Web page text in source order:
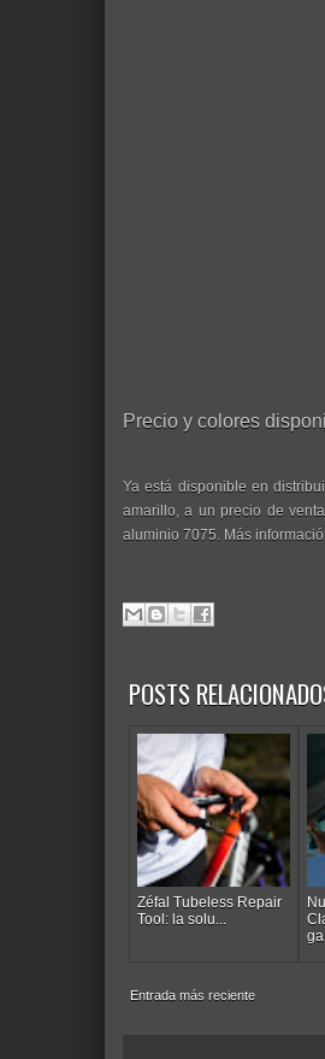
Precio y colores
Ya está disponible en
amarillo, a un precio de
aluminio 7075. Más
POSTS
Zéfal Tubeless Repair
Tool: la solu...
Entrada más reciente